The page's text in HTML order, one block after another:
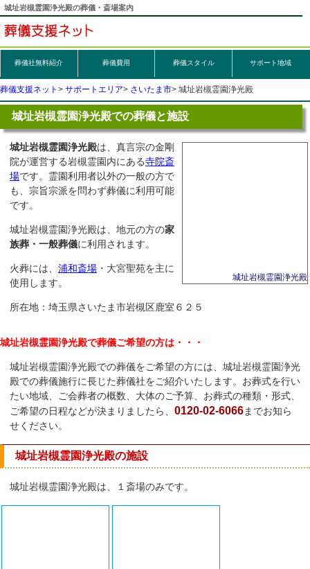
城址岩槻霊園浄光殿の葬儀・斎場案内
葬儀社無料紹介 葬儀費用 葬儀スタイル サポート地域
葬儀支援ネット サポートエリア さいたま市 城址岩槻霊園浄光殿
城址岩槻霊園浄光殿での葬儀と施設
城址岩槻霊園浄光殿
城址岩槻霊園浄光殿は、真言宗の金剛
院が運営する岩槻霊園内にある寺院斎
場です。霊園利用者以外の一般の方で
も、宗旨宗派を問わず葬儀に利用可能
です。
城址岩槻霊園浄光殿は、地元の方の家
族葬・一般葬儀に利用されます。
火葬には、 浦和斎場 ・大宮聖苑を主に
使用します。
所在地：埼玉県さいたま市岩槻区鹿室６２５
城址岩槻霊園浄光殿で葬儀ご希望の方は・・・
城址岩槻霊園浄光殿での葬儀をご希望の方には、城址岩槻霊園浄光
殿での葬儀施行に長じた葬儀社をご紹介いたします。お葬式を行い
たい地域、ご会葬者の概数、大体のご予算、お葬式の種類・形式、
ご希望の日程などが決まりましたら、 0120-02-6066までお知ら
せください。
城址岩槻霊園浄光殿の施設
城址岩槻霊園浄光殿は、１斎場のみです。